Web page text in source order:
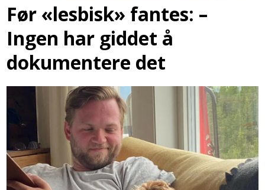
Før «lesbisk» fantes: –
Ingen har giddet å
dokumentere det